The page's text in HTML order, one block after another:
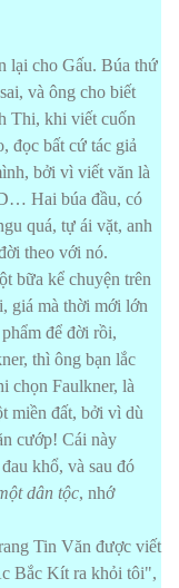
lại cho Gấu. Búa thứ
và ông cho biết
Thi, khi viết cuốn
đọc bất cứ tác giả
bởi vì viết văn là
Hai búa đầu, có
quá, tự ái vặt, anh
theo với nó.
bữa kể chuyện trên
giá mà thời mới lớn
để đời rồi,
thì ông bạn lắc
chọn Faulkner, là
miền đất, bởi vì dù
cướp! Cái này
khổ, và sau đó
dân tộc, nhớ
Tin Văn được viết
Bắc Kít ra khỏi tôi",